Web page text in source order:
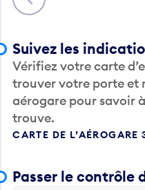
Suivez les
Vérifiez votre carte
trouver votre porte et
aérogare pour savoir
trouve.
CARTE DE L’AÉROGARE
Passer le contrôle